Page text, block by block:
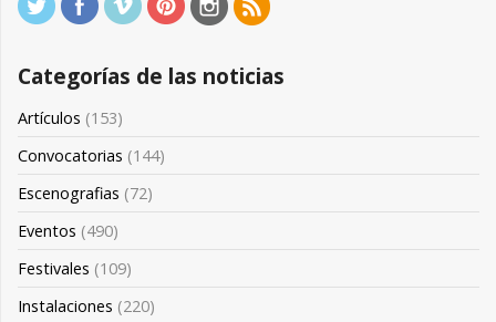
Categorías de las noticias
Artículos (153)
Convocatorias (144)
Escenografias (72)
Eventos (490)
Festivales (109)
Instalaciones (220)